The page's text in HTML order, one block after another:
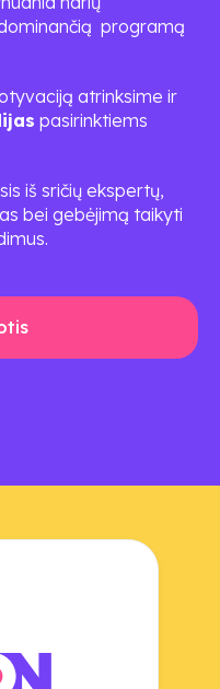
programą
atrinksime ir
pasirinktiems
iš sričių ekspertų,
bei gebėjimą taikyti